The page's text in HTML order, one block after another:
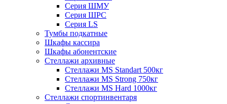
Серия ШМУ
Серия ШРС
Серия LS
Тумбы подкатные
Шкафы кассира
Шкафы абонентские
Стеллажи архивные
Стеллажи MS Standart 500кг
Стеллажи MS Strong 750кг
Стеллажи MS Hard 1000кг
Стеллажи спортинвентаря